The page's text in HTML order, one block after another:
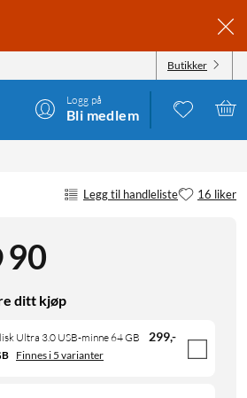
Butikker
Logg på
Bli medlem
Legg til handleliste 16 liker
90
ditt kjøp
Ultra 3.0 USB-minne 64 GB 299,-
Finnes i 5 varianter